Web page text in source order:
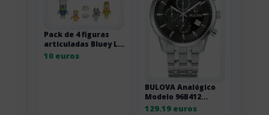
Pack de 4 figuras
articuladas Bluey Le
Pavlova
10 euros
BULOVA Analógico
Modelo 96B412
Sutton Chronograph
129.19 euros